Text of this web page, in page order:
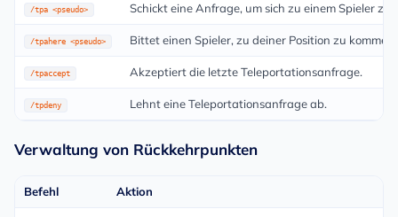
/tpa <pseudo> Schickt eine Anfrage, um sich zu einem Spieler zu
/tpahere <pseudo> Bittet einen Spieler, zu deiner Position zu kommen.
/tpaccept Akzeptiert die letzte Teleportationsanfrage.
/tpdeny Lehnt eine Teleportationsanfrage ab.
Verwaltung von Rückkehrpunkten
Befehl Aktion